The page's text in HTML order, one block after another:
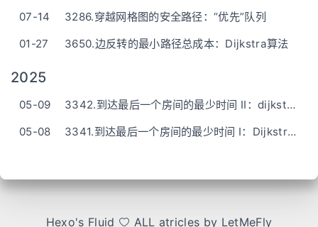
07-14
3286.穿越网格图的安全路径：“优先”队列
01-27
3650.边反转的最小路径总成本：Dijkstra算法
2025
05-09
3342.到达最后一个房间的最少时间 II：dijkstra算法(和I一样)
05-08
3341.到达最后一个房间的最少时间 I：Dijkstra算法（类似深搜）-简短清晰的话描述
Hexo's Fluid ALL atricles by LetMeFly